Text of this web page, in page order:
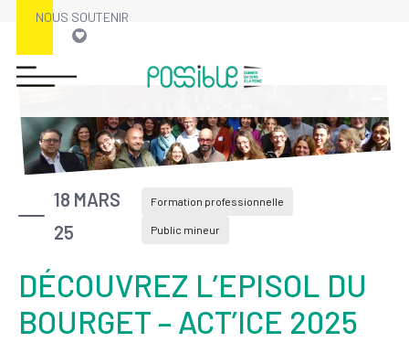
NOUS SOUTENIR
18 MARS
25
Formation professionnelle
Public mineur
DÉCOUVREZ L’EPISOL DU
BOURGET – ACT’ICE 2025